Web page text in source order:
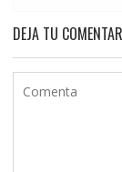
DEJA TU